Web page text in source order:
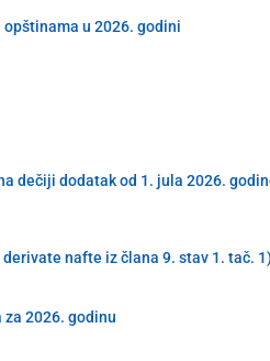
u 2026. godini
dečiji dodatak od 1. jula 2026.
nafte iz člana 9. stav 1. tač.
2026. godinu